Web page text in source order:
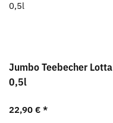
Jumbo Teebecher Lotta
0,5l
22,90 € *